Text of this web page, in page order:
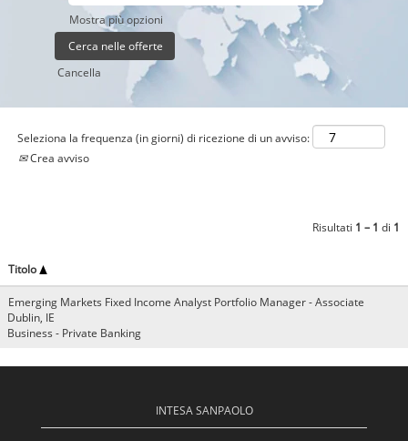
Mostra più opzioni
Cancella
Seleziona la frequenza (in giorni) di ricezione di un avviso:
Crea avviso
Risultati 1 – 1 di 1
Titolo
Emerging Markets Fixed Income Analyst Portfolio Manager - Associate
Dublin, IE
Business - Private Banking
INTESA SANPAOLO